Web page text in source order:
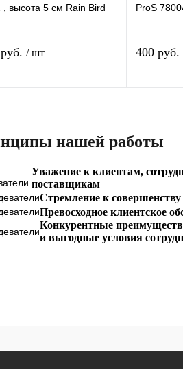
, высота 5 см Rain Bird
/ шт
в 1
Сравнение
избранное
Остаток:
(25)
ProS
400 руб.
Купить
нашей работы
Уважение к клиентам,
поставщикам
Стремление к
Превосходное клиентское
Конкурентные
и выгодные условия